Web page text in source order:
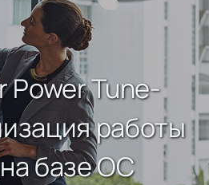
Power Tune-
работы
базе ОС